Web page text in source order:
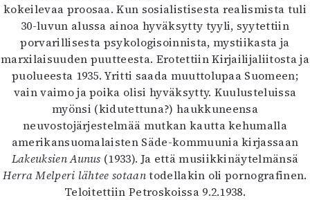
kokeilevaa proosaa. Kun sosialistisesta realismista tuli
30-luvun alussa ainoa hyväksytty tyyli, syytettiin
porvarillisesta psykologisoinnista, mystiikasta ja
marxilaisuuden puutteesta. Erotettiin Kirjailijaliitosta ja
puolueesta 1935. Yritti saada muuttolupaa Suomeen;
vain vaimo ja poika olisi hyväksytty. Kuulusteluissa
myönsi (kidutettuna?) haukkuneensa
neuvostojärjestelmää mutkan kautta kehumalla
amerikansuomalaisten Säde-kommuunia kirjassaan
Lakeuksien Aunus (1933). Ja että musiikkinäytelmänsä
Herra Melperi lähtee sotaantodellakin oli pornografinen.
Teloitettiin Petroskoissa 9.2.1938.